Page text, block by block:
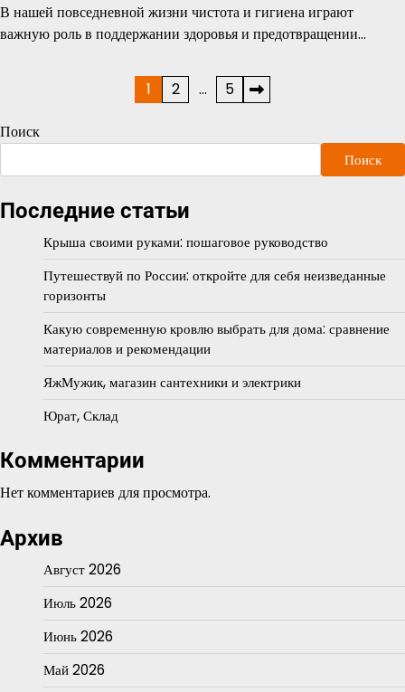
В нашей повседневной жизни чистота и гигиена играют
важную роль в поддержании здоровья и предотвращении…
записей
1 2 … 5
Поиск
Поиск
Последние статьи
Крыша своими руками: пошаговое руководство
Путешествуй по России: откройте для себя неизведанные
горизонты
Какую современную кровлю выбрать для дома: сравнение
материалов и рекомендации
ЯжМужик, магазин сантехники и электрики
Юрат, Склад
Комментарии
Нет комментариев для просмотра.
Архив
Август 2026
Июль 2026
Июнь 2026
Май 2026